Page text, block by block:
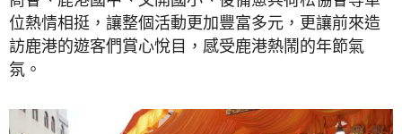
位熱情相挺，讓整個活動更加豐富多元，更讓前來造
訪鹿港的遊客們賞心悅目，感受鹿港熱鬧的年節氣
氛。